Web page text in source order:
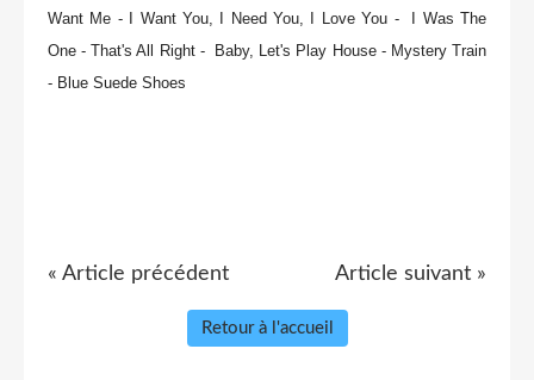
Want Me - I Want You, I Need You, I Love You - I Was The
One - That's All Right - Baby, Let's Play House - Mystery Train
- Blue Suede Shoes
« Article précédent Article suivant »
Retour à l'accueil